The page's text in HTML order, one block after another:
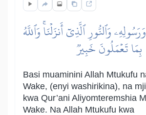
وَٱلنُّورِ ٱلَّذِيٓ أَنزَلۡنَاۚ وَٱللَّهُ
بِمَا تَعۡمَلُونَ خَبِيرٞ
Basi muaminini Allah Mtukufu
Wake, (enyi washirikina), na
kwa Qur’ani Aliyomteremshia
Wake. Na Allah Mtukufu kwa